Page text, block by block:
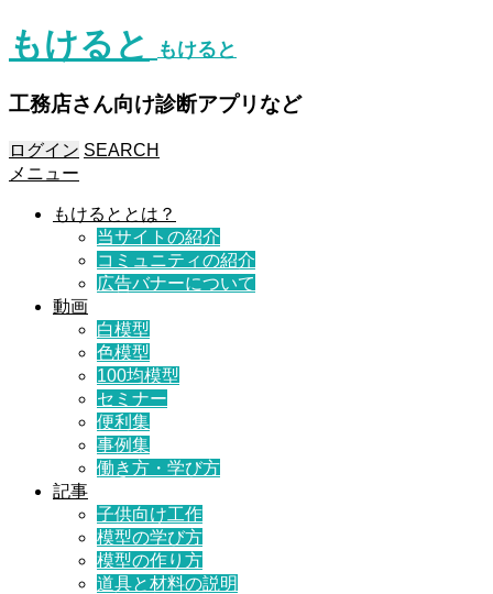
もけると もけると
工務店さん向け診断アプリなど
ログイン SEARCH
メニュー
もけるととは？
当サイトの紹介
コミュニティの紹介
広告バナーについて
動画
白模型
色模型
100均模型
セミナー
便利集
事例集
働き方・学び方
記事
子供向け工作
模型の学び方
模型の作り方
道具と材料の説明